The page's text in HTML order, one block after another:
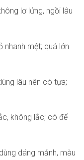
lơ lửng, ngồi lâu
nhanh mệt; quá lớn
lâu nên có tựa;
không lắc; có đế
dáng mảnh, màu